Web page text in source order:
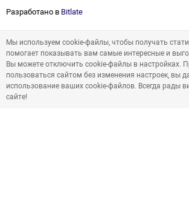
Разработано в Bitlate
Мы используем cookie-файлы, чтобы получать
помогает показывать вам самые интересные и
Вы можете отключить cookie-файлы в настройках.
пользоваться сайтом без изменения настроек, вы
использование ваших cookie-файлов. Всегда рады
сайте!